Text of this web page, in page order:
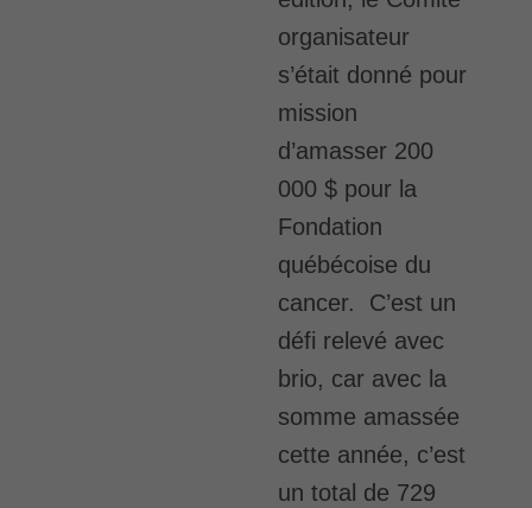
organisateur
s’était donné pour
mission
d’amasser 200
000 $ pour la
Fondation
québécoise du
cancer. C’est un
défi relevé avec
brio, car avec la
somme amassée
cette année, c’est
un total de 729